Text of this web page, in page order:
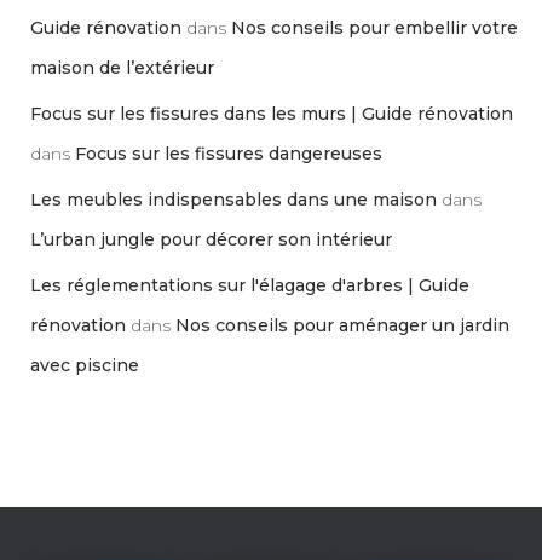
Guide rénovation dans Nos conseils pour embellir votre
maison de l’extérieur
Focus sur les fissures dans les murs | Guide rénovation
dans Focus sur les fissures dangereuses
Les meubles indispensables dans une maison dans
L’urban jungle pour décorer son intérieur
Les réglementations sur l'élagage d'arbres | Guide
rénovation dans Nos conseils pour aménager un jardin
avec piscine